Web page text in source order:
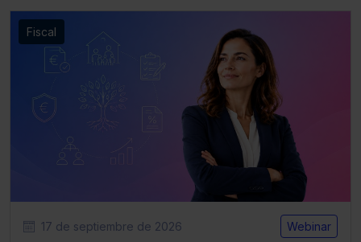
Fiscal
17 de septiembre de 2026 Webinar